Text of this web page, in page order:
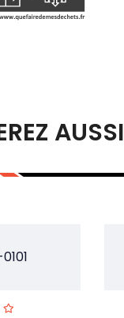
AUSSI